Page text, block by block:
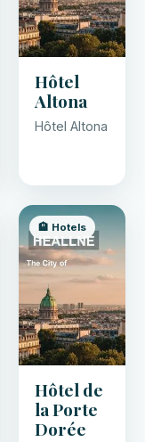
Hôtel
Altona
Hôtel Altona
🏨 Hotels
Hôtel de
la Porte
Dorée